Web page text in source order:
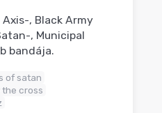
, Black Army
, Municipal
bandája.
of satan
the cross